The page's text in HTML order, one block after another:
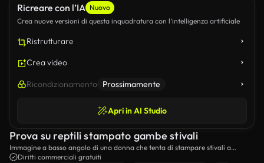
Ricreare con l’IA Nuovo
Crea nuove versioni di questa inquadratura con l’intelligenza artificiale
Ristrutturare
Crea video
Ricondizionamento Prossimamente
Apri in AI Studio
Prova su reptili stampato gambe stivali
Immagine a basso angolo di una donna che tenta di stampare stivali a
caviglia da rettile.
Diritti commerciali gratuiti